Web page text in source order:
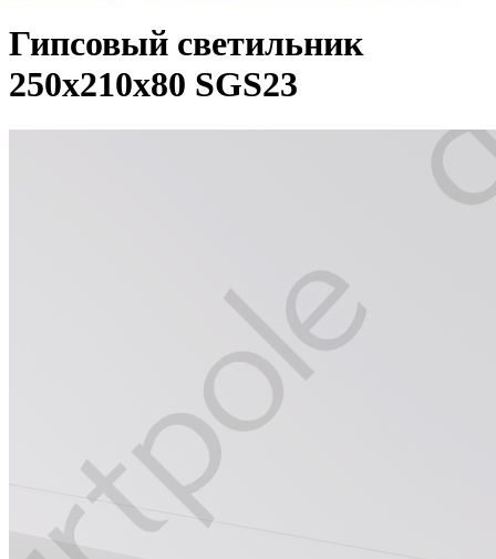
Гипсовый светильник
250х210х80 SGS23